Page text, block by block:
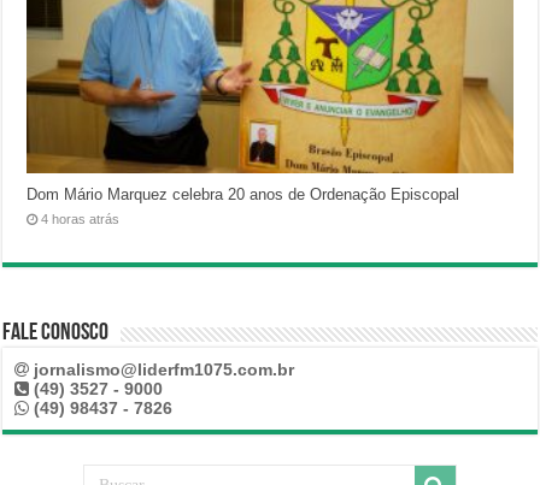
Dom Mário Marquez celebra 20 anos de Ordenação Episcopal
4 horas atrás
Fale Conosco
jornalismo@liderfm1075.com.br
(49) 3527 - 9000
(49) 98437 - 7826